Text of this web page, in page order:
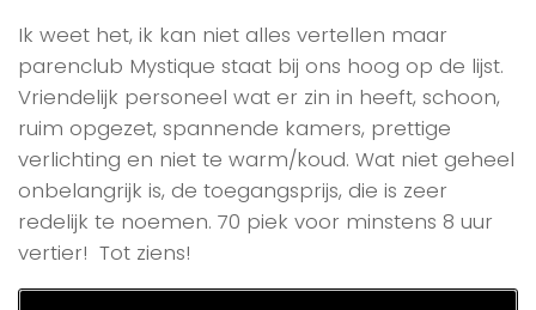
Ik weet het, ik kan niet alles vertellen maar
parenclub Mystique staat bij ons hoog op de lijst.
Vriendelijk personeel wat er zin in heeft, schoon,
ruim opgezet, spannende kamers, prettige
verlichting en niet te warm/koud. Wat niet geheel
onbelangrijk is, de toegangsprijs, die is zeer
redelijk te noemen. 70 piek voor minstens 8 uur
vertier! Tot ziens!